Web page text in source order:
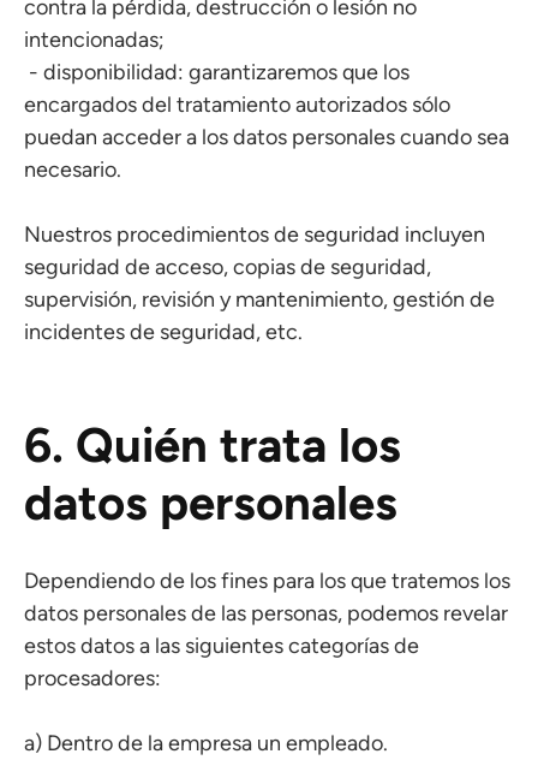
contra la pérdida, destrucción o lesión no
intencionadas;
- disponibilidad: garantizaremos que los
encargados del tratamiento autorizados sólo
puedan acceder a los datos personales cuando sea
necesario.
Nuestros procedimientos de seguridad incluyen
seguridad de acceso, copias de seguridad,
supervisión, revisión y mantenimiento, gestión de
incidentes de seguridad, etc.
6. Quién trata los
datos personales
Dependiendo de los fines para los que tratemos los
datos personales de las personas, podemos revelar
estos datos a las siguientes categorías de
procesadores:
a) Dentro de la empresa un empleado.